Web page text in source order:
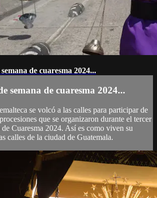
de cuaresma 2024...
semana de cuaresma 2024...
se volcó a las calles para participar de
que se organizaron durante el tercer
de Cuaresma 2024. Así es como viven su
calles de la ciudad de Guatemala.